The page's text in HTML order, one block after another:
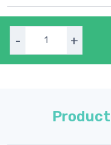
- +